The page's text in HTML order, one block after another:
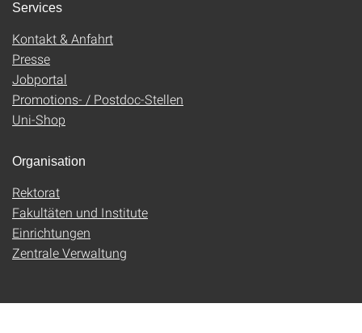
Services
Kontakt & Anfahrt
Presse
Jobportal
Promotions- / Postdoc-Stellen
Uni-Shop
Organisation
Rektorat
Fakultäten und Institute
Einrichtungen
Zentrale Verwaltung